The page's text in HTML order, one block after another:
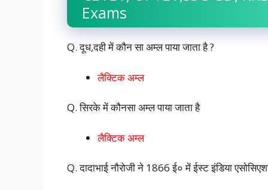
Exams
Q. दूध,दही में कौन सा अम्ल पाया जाता है ?
लैक्टिक अम्ल
Q. सिरके में कौनसा अम्ल पाया जाता है
लैक्टिक अम्ल
Q. दादाभाई नौरोजी ने 1866 ई० में ईस्ट इंडिया